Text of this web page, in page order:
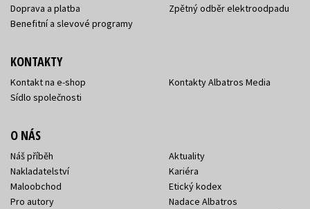
Doprava a platba
Benefitní a slevové programy
Zpětný odběr elektroodpadu
KONTAKTY
Kontakt na e-shop
Sídlo společnosti
Kontakty Albatros Media
O NÁS
Náš příběh
Nakladatelství
Maloobchod
Pro autory
Aktuality
Kariéra
Etický kodex
Nadace Albatros